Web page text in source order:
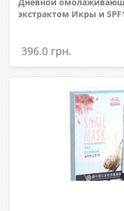
экстрактом Икры и
396.0 грн.